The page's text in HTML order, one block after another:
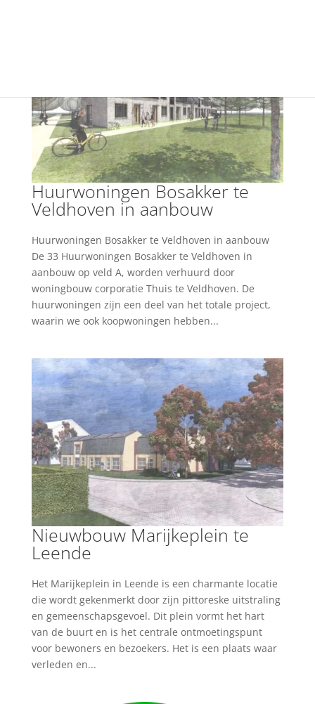
Huurwoningen Bosakker te
Veldhoven in aanbouw
Huurwoningen Bosakker te Veldhoven in aanbouw
De 33 Huurwoningen Bosakker te Veldhoven in
aanbouw op veld A, worden verhuurd door
woningbouw corporatie Thuis te Veldhoven. De
huurwoningen zijn een deel van het totale project,
waarin we ook koopwoningen hebben...
Nieuwbouw Marijkeplein te
Leende
Het Marijkeplein in Leende is een charmante locatie
die wordt gekenmerkt door zijn pittoreske uitstraling
en gemeenschapsgevoel. Dit plein vormt het hart
van de buurt en is het centrale ontmoetingspunt
voor bewoners en bezoekers. Het is een plaats waar
verleden en...